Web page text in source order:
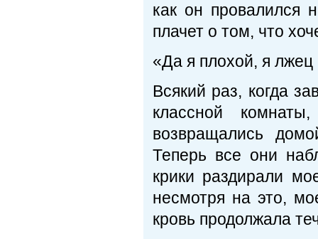
как он провалился
плачет о том, что
«Да я плохой, я
Всякий раз, когда
классной
возвращались
Теперь все они
крики раздирали
несмотря на это,
кровь продолжала